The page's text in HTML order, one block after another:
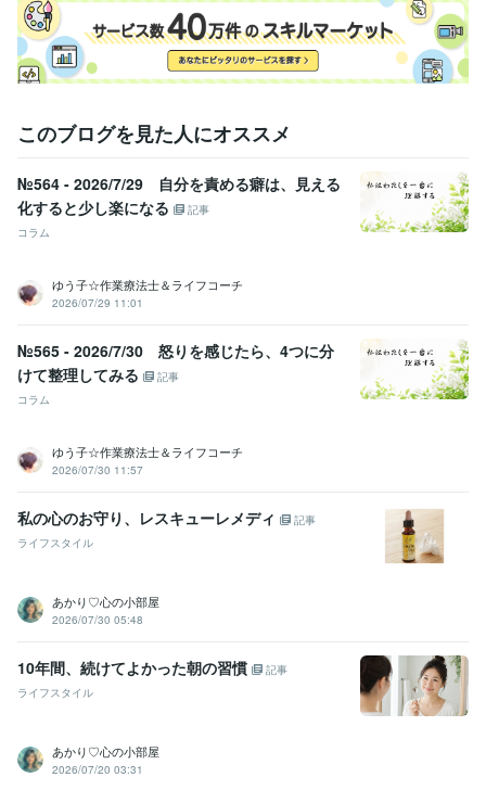
このブログを見た人にオススメ
№564 - 2026/7/29 自分を責める癖は、見える
化すると少し楽になる
記事
コラム
ゆう子☆作業療法士＆ライフコーチ
2026/07/29 11:01
№565 - 2026/7/30 怒りを感じたら、4つに分
けて整理してみる
記事
コラム
ゆう子☆作業療法士＆ライフコーチ
2026/07/30 11:57
私の心のお守り、レスキューレメディ
記事
ライフスタイル
あかり♡心の小部屋
2026/07/30 05:48
10年間、続けてよかった朝の習慣
記事
ライフスタイル
あかり♡心の小部屋
2026/07/20 03:31